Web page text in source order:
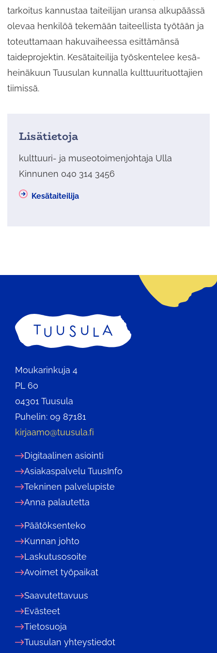
tarkoitus kannustaa taiteilijan uransa alkupäässä
olevaa henkilöä tekemään taiteellista työtään ja
toteuttamaan hakuvaiheessa esittämänsä
taideprojektin. Kesätaiteilija työskentelee kesä-
heinäkuun Tuusulan kunnalla kulttuurituottajien
tiimissä.
Lisätietoja
kulttuuri- ja museotoimenjohtaja Ulla
Kinnunen 040 314 3456
Kesätaiteilija
Etusivu
Moukarinkuja 4
PL 60
04301 Tuusula
Puhelin: 09 87181
kirjaamo@tuusula.fi
Digitaalinen asiointi
Asiakaspalvelu TuusInfo
Tekninen palvelupiste
Anna palautetta
Päätöksenteko
Kunnan johto
Laskutusosoite
Avoimet työpaikat
Saavutettavuus
Evästeet
Tietosuoja
Tuusulan yhteystiedot